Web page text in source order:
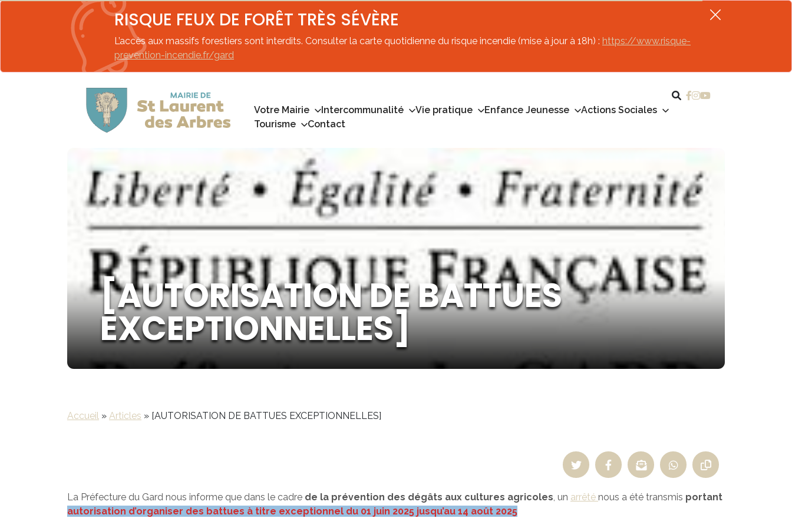
RISQUE FEUX DE FORÊT TRÈS SÉVÈRE
L’accès aux massifs forestiers sont interdits. Consulter la carte quotidienne du risque incendie (mise à jour à 18h) : https://www.risque-
prevention-incendie.fr/gard
Votre Mairie Intercommunalité Vie pratique Enfance Jeunesse
Actions Sociales
Tourisme
Contact
[AUTORISATION DE BATTUES
EXCEPTIONNELLES]
Accueil » Articles » [AUTORISATION DE BATTUES EXCEPTIONNELLES]
La Préfecture du Gard nous informe que dans le cadre de la prévention des dégâts aux cultures agricoles, un arrêté nous a été transmis portant
autorisation d’organiser des battues à titre exceptionnel du 01 juin 2025 jusqu’au 14 août 2025